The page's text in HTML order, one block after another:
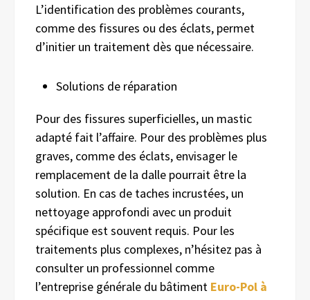
L’identification des problèmes courants,
comme des fissures ou des éclats, permet
d’initier un traitement dès que nécessaire.
Solutions de réparation
Pour des fissures superficielles, un mastic
adapté fait l’affaire. Pour des problèmes plus
graves, comme des éclats, envisager le
remplacement de la dalle pourrait être la
solution. En cas de taches incrustées, un
nettoyage approfondi avec un produit
spécifique est souvent requis. Pour les
traitements plus complexes, n’hésitez pas à
consulter un professionnel comme
l’entreprise générale du bâtiment Euro-Pol à